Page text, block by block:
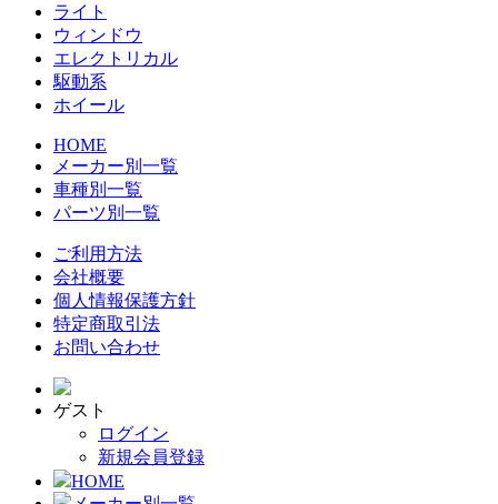
ライト
ウィンドウ
エレクトリカル
駆動系
ホイール
HOME
メーカー別一覧
車種別一覧
パーツ別一覧
ご利用方法
会社概要
個人情報保護方針
特定商取引法
お問い合わせ
ゲスト
ログイン
新規会員登録
HOME